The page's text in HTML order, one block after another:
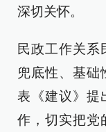
深切关怀。
民政工作关系
兜底性、基础
表《建议》提
作，切实把党